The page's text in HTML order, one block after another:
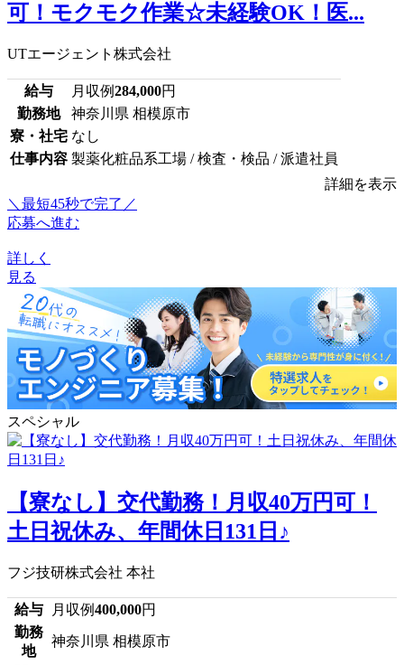
可！モクモク作業☆未経験OK！医...
UTエージェント株式会社
給与 月収例284,000円
勤務地
神奈川県 相模原市
寮・社宅 なし
仕事内容 製薬化粧品系工場 / 検査・検品 / 派遣社員
詳細を表示
＼最短45秒で完了／
応募へ進む
詳しく
見る
スペシャル
【寮なし】交代勤務！月収40万円可！
土日祝休み、年間休日131日♪
フジ技研株式会社 本社
給与 月収例400,000円
勤務
地
神奈川県 相模原市